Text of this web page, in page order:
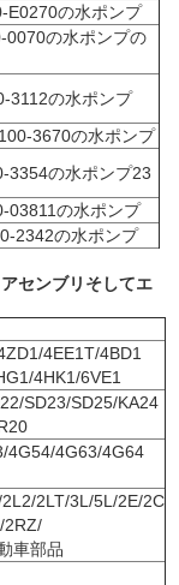
E0270の水ポンプ
0070の水ポンプの
3112の水ポンプ
3670の水ポンプ
3354の水ポンプ23
03811の水ポンプ
2342の水ポンプ
センブリそしてエ
4EE1T/4BD1
4HK1/6VE1
SD23/SD25/KA24
4G54/4G63/4G64
2LT/3L/5L/2E/2C
2RZ/
車部品